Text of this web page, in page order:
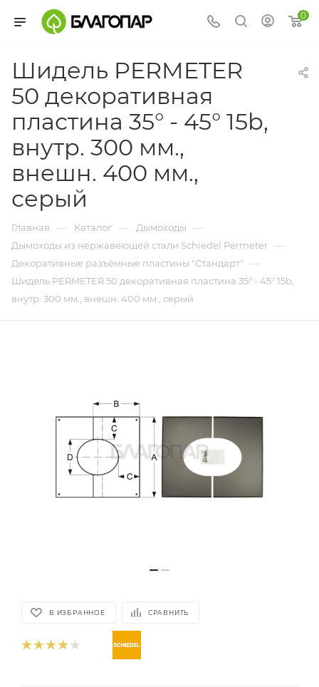
0
Шидель PERMETER
50 декоративная
пластина 35° - 45° 15b,
внутр. 300 мм.,
внешн. 400 мм.,
серый
Главная — Каталог — Дымоходы —
Дымоходы из нержавеющей стали Schiedel Permeter —
Декоративные разъёмные пластины "Стандарт" —
Шидель PERMETER 50 декоративная пластина 35° - 45° 15b,
внутр. 300 мм., внешн. 400 мм., серый
В ИЗБРАННОЕ СРАВНИТЬ